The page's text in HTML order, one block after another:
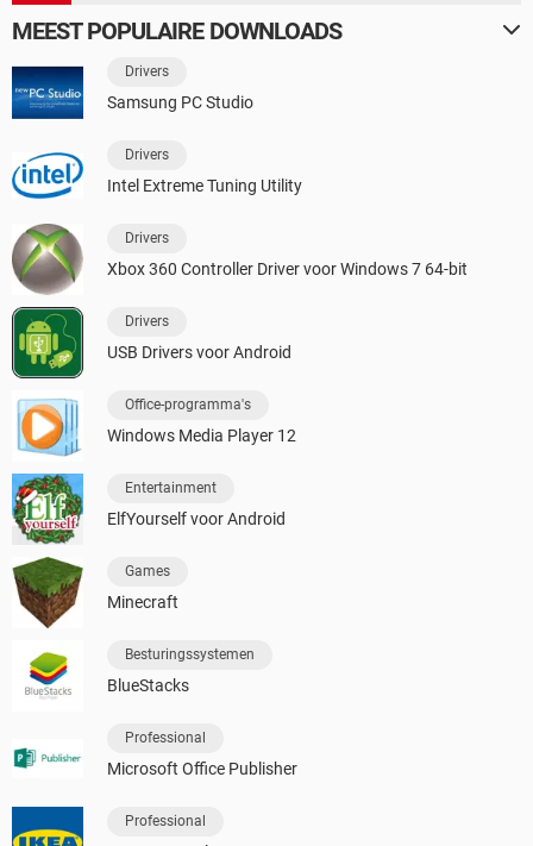
MEEST POPULAIRE DOWNLOADS
Drivers
Samsung PC Studio
Drivers
Intel Extreme Tuning Utility
Drivers
Xbox 360 Controller Driver voor Windows 7 64-bit
Drivers
USB Drivers voor Android
Office-programma's
Windows Media Player 12
Entertainment
ElfYourself voor Android
Games
Minecraft
Besturingssystemen
BlueStacks
Professional
Microsoft Office Publisher
Professional